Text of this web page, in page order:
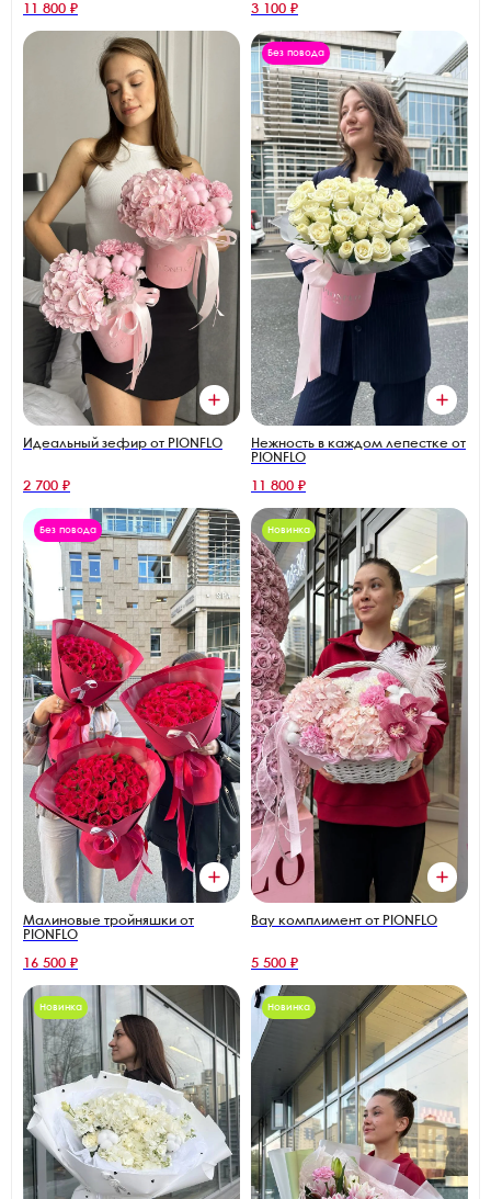
11 800 ₽ 3 100 ₽
Идеальный зефир от PIONFLO
2 700 ₽
Без повода
Нежность в каждом лепестке от
PIONFLO
11 800 ₽
Без повода
Малиновые тройняшки от
PIONFLO
16 500 ₽
Новинка
Вау комплимент от PIONFLO
5 500 ₽
Новинка Новинка